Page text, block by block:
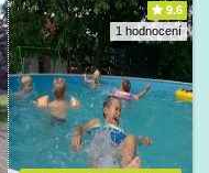
9.6
1 hodnocení